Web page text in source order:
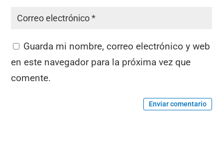
Guarda mi nombre, correo electrónico y web
en este navegador para la próxima vez que
comente.
Enviar comentario